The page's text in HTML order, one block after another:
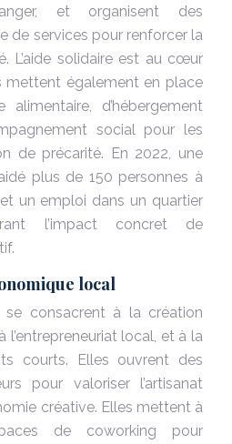
et organisent des
de services pour renforcer la
L’aide solidaire est au cœur
mettent également en place
alimentaire, d’hébergement
social pour les
de précarité. En 2022, une
plus de 150 personnes à
un emploi dans un quartier
l’impact concret de
local
se consacrent à la création
l’entrepreneuriat local, et à la
courts. Elles ouvrent des
pour valoriser l’artisanat
créative. Elles mettent à
de coworking pour